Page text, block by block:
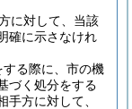
に対して、当該
確に示さなけれ
る際に、市の機
づく処分をする
方に対して、